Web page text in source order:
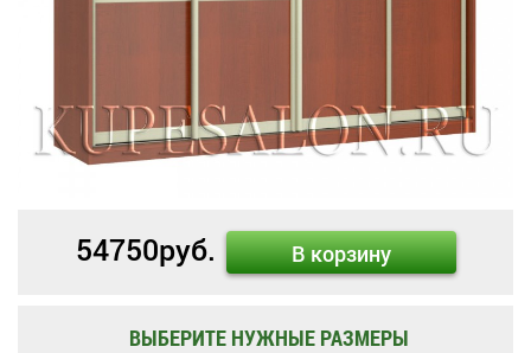
54750руб. В корзину
ВЫБЕРИТЕ НУЖНЫЕ РАЗМЕРЫ